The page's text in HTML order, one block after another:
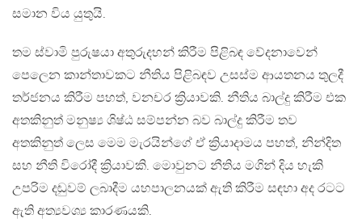
සමාන විය යුතුයි.
තම ස්වාමි පුරුෂයා අතුරුදහන් කිරීම පිළිබඳ වේදනාවෙන්
පෙලෙන කාන්තාවකට නීතිය පිළිබඳව උසස්ම ආයතනය තුලදී
තර්ජනය කිරීම පහත්, වනචර ක්‍රියාවකි. නීතිය බාල්දු කිරීම එක
අතකිනුත් මනුෂ්‍ය ශිෂ්ඨ සම්පන්න බව බාල්දු කිරීම තව
අතකිනුත් ලෙස මෙම මැරයින්ගේ ඒ ක්‍රියාදාමය පහත්, නින්දිත
සහ නීති විරෝදී ක්‍රියාවකි. මොවුනට නීතිය මගින් දිය හැකි
උපරිම දඬුවම් ලබාදීම යහපාලනයක් ඇති කිරීම සඳහා අද රටට
ඇති අත්‍යවශ්‍ය කාරණයකි.